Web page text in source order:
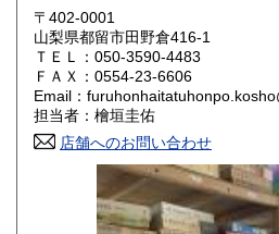
岡山県
山口県 800円
香川県 800円
高知県 800円
800円
〒402-0001
山梨県都留市田野倉416-1
ＴＥＬ：050-3590-4483
ＦＡＸ：0554-23-6606
Email：
担当者：檜垣圭佑
店舗へのお問い合わせ